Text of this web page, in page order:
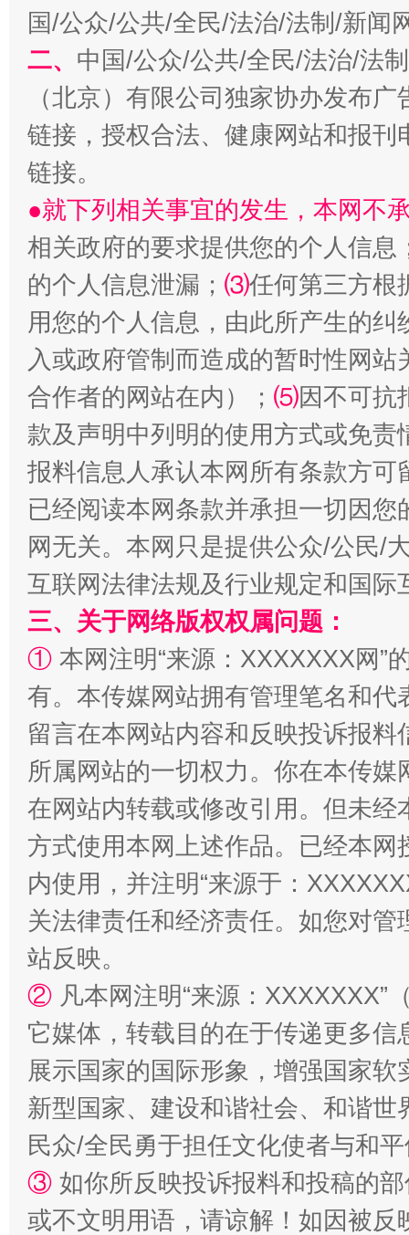
漫山遍野的桃花与雪山、麦地、白藏房 除
招工难、用工荒背后
国/公众/公共/全民/法治/法制/新闻
二、 中国/公众/公共/全民/法治/法
（北京）有限公司独家协办发布
链接，授权合法、健康网站和报
链接。
●就下列相关事宜的发生，本网不
相关政府的要求提供您的个人信息
的个人信息泄漏； ⑶任何第三方根
用您的个人信息，由此所产生的纠
入或政府管制而造成的暂时性网
合作者的网站在内）； ⑸因不可抗
款及声明中列明的使用方式或免责
报料信息人承认本网所有条款方
已经阅读本网条款并承担一切因
网无关。本网只是提供公众/公民/
互联网法律法规及行业规定和国
三、关于网络版权权属问题：
① 本网注明“来源：XXXXXXX网”
有。本传媒网站拥有管理笔名和
留言在本网站内容和反映投诉报
所属网站的一切权力。你在本传
在网站内转载或修改引用。但未
方式使用本网上述作品。已经本
内使用，并注明“来源于：
关法律责任和经济责任。如您对
站反映。
② 凡本网注明“来源：
它媒体，转载目的在于传递更多
展示国家的国际形象，增强国家
新型国家、建设和谐社会、和谐
民众/全民勇于担任文化使者与和
③ 如你所反映投诉报料和投稿的
或不文明用语，请谅解！如因被